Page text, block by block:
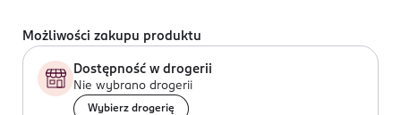
Możliwości zakupu produktu
Dostępność w drogerii
Nie wybrano drogerii
Wybierz drogerię